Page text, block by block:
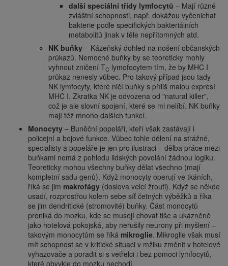
další speciální třídy lymfocytů – Mají různé
zvláštní schopnosti, např. dokážou vyčenichat
bakterie podle specifických bakteriálních
metabolitů jinak v těle nepřítomných atd.
NK buňky – Kázeňský dohled na nošení občanských
průkazů. Nemocné buňky by se teoreticky mohly
vyhnout zničení TC lymofocytem tím, že by MHC I
průkaz nenesly vůbec. Pro takový případ jsou tady
NK lymfocyty, které ničí buňky s příliš malou expresí
MHC I. Zkratka NK je odvozena od "natural killer",
což je ale slovní spojení, které se mi nelíbí. NK buňky
mají též mnoho dalších funkcí.
Monocyty – Buněční popeláři, kteří však zastávají i
policejní a bojové funkce. Vůbec tohle dělení na strážné,
specialisty a popeláře je jen pro ilustraci – dělba práce mezi
buňkami nemá z pohledu lidských povolání žádnou logiku.
Teoreticky mohou všechny buňky dělat všechno (mají
kompletní sadu genů). Když monocyty operují ve tkáních,
říká se jim makrofágy (doslova velcí žrouti). Když se někde
usadí, rozprostřou kolem sebe síť četných výběžků a říka
se jim dendritické (stromovité) buňky. Část monocytů
proniká do mozku, kde se musejí chovat tiše a ukázněně
jako hotelová pokojská, aby nerušily neurony při myšlení –
takovým monocytům se říká mikroglie. Mikroglie však musí
mít schopnost se v kritické situaci v mžiku změnit v hotelové
vyhazovače a poradit si s vetřelci i bez pomoci lymfocytů,
které obvykle do mozku nechodí.